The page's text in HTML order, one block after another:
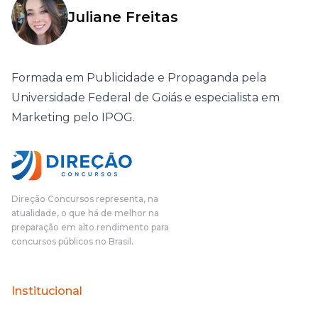
Juliane Freitas
Formada em Publicidade e Propaganda pela
Universidade Federal de Goiás e especialista em
Marketing pelo IPOG.
Direção Concursos representa, na
atualidade, o que há de melhor na
preparação em alto rendimento para
concursos públicos no Brasil.
Institucional